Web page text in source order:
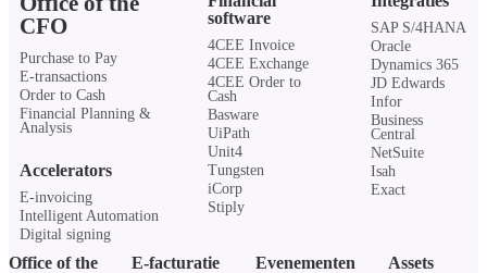
CFO
Purchase to Pay
E-transactions
Order to Cash
Financial Planning &
Analysis
Accelerators
E-invoicing
Intelligent Automation
Digital signing
software
4CEE Invoice
4CEE Exchange
4CEE Order to
Cash
Basware
UiPath
Unit4
Tungsten
iCorp
Stiply
SAP S/4HANA
Oracle
Dynamics 365
JD Edwards
Infor
Business
Central
NetSuite
Isah
Exact
Office of the
E-facturatie Evenementen Assets